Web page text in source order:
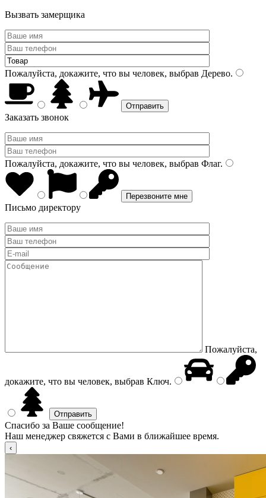
Вызвать замерщика
Пожалуйста, докажите, что вы человек, выбрав Дерево.
Заказать звонок
Пожалуйста, докажите, что вы человек, выбрав Флаг.
Письмо директору
Пожалуйста,
докажите, что вы человек, выбрав Ключ.
Спасибо за Ваше сообщение!
Наш менеджер свяжется с Вами в ближайшее время.